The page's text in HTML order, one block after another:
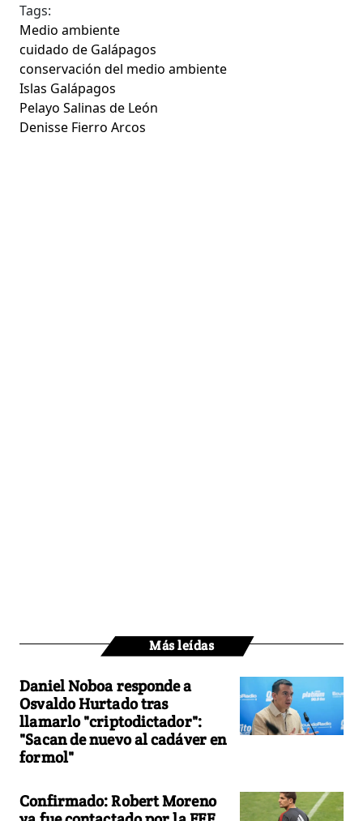
Tags:
Medio ambiente
cuidado de Galápagos
conservación del medio ambiente
Islas Galápagos
Pelayo Salinas de León
Denisse Fierro Arcos
Más leídas
Daniel Noboa responde a
Osvaldo Hurtado tras
llamarlo "criptodictador":
"Sacan de nuevo al cadáver en
formol"
Confirmado: Robert Moreno